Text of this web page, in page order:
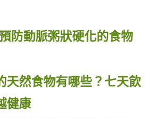
防動脈粥狀硬化的食物
天然食物有哪些？七天飲
健康